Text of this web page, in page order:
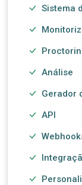
Sistema
Análise
Gerador
API